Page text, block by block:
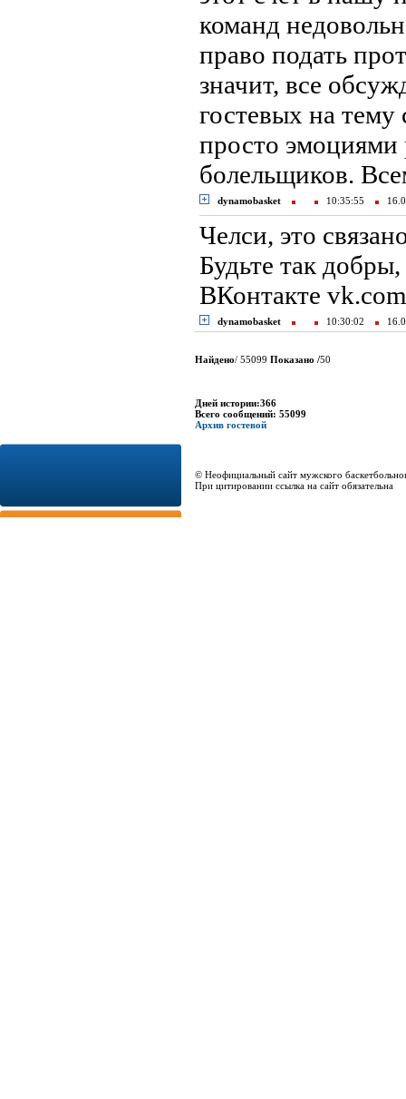
команд
право подать
значит, все
гостевых на
просто
болельщиков.
dynamobasket 10:35:55
Челси, это
Будьте так
ВКонтакте
dynamobasket 10:30:02
Найдено/ 55099 Показано /50
Дней истории:366
Всего сообщений: 55099
Архив гостевой
© Неофициальный сайт мужского
При цитировании ссылка на сайт обязательна